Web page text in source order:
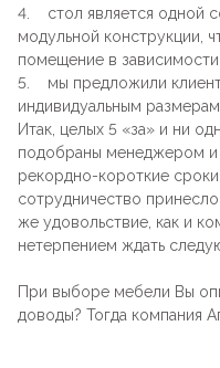
4. стол является одной
модульной конструкции,
помещение в зависимости
5. мы предложили
индивидуальным размерам.
Итак, целых 5 «за» и ни
подобраны менеджером
рекордно-короткие
сотрудничество
же удовольствие, как и
нетерпением ждать
При выборе мебели Вы
доводы? Тогда компания
Для фудкорта
Конференц-
Квадратные
На одной ножке
Для гостиниц
Для летнего
Лофт
Для общепита